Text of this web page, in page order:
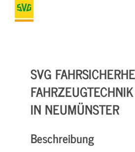
SVG
IN NEUMÜNSTER
Beschreibung